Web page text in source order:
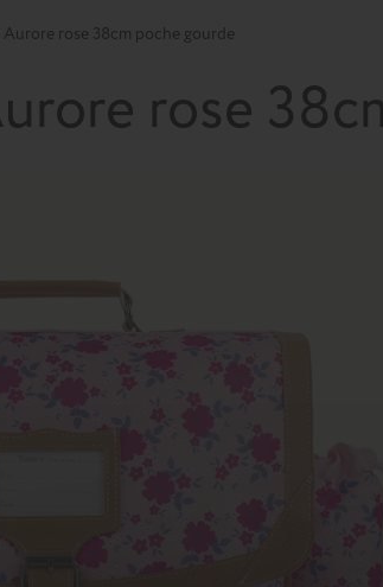
Aurore rose 38cm poche gourde
rose